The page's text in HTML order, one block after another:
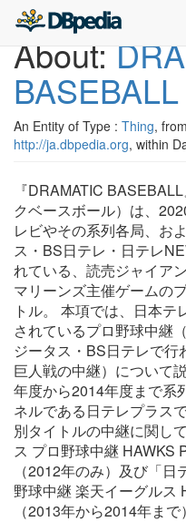
About:
BASEBALL
An Entity of Type : Thing,
http://ja.dbpedia.org, within
『DRAMATIC
クベースボール）は、
レビやその系列各局、お
ス・BS日テレ・日テレ
れている、読売ジャイア
マリーンズ主催ゲームの
トル。 本項では、日本テ
されているプロ野球中継
ジータス・BS日テレで行
巨人戦の中継）について
年度から2014年度まで系
ネルである日テレプラス
別タイトルの中継に関し
ス プロ野球中継 HAWKS
（2012年のみ）及び「日
野球中継 楽天イーグルス
（2013年から2014年まで